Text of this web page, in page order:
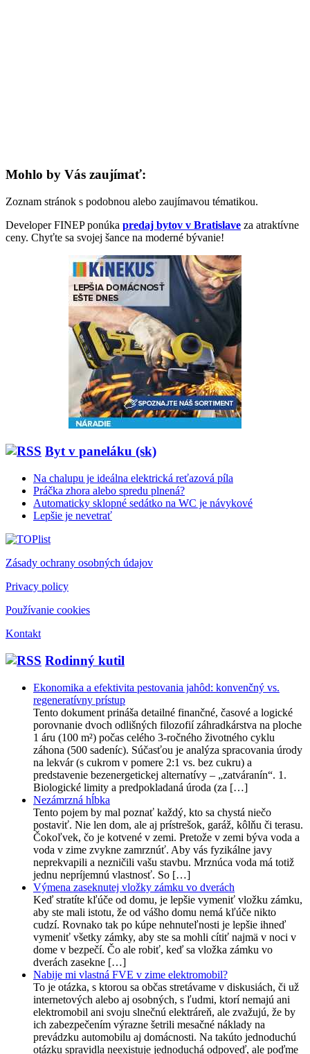
Mohlo by Vás zaujímať:
Zoznam stránok s podobnou alebo zaujímavou tématikou.
Developer FINEP ponúka predaj bytov v Bratislave za atraktívne
ceny. Chyťte sa svojej šance na moderné bývanie!
Byt v paneláku (sk)
Na chalupu je ideálna elektrická reťazová píla
Práčka zhora alebo spredu plnená?
Automaticky sklopné sedátko na WC je návykové
Lepšie je nevetrať
Zásady ochrany osobných údajov
Privacy policy
Používanie cookies
Kontakt
Rodinný kutil
Ekonomika a efektivita pestovania jahôd: konvenčný vs.
regeneratívny prístup
Tento dokument prináša detailné finančné, časové a logické
porovnanie dvoch odlišných filozofií záhradkárstva na ploche
1 áru (100 m²) počas celého 3-ročného životného cyklu
záhona (500 sadeníc). Súčasťou je analýza spracovania úrody
na lekvár (s cukrom v pomere 2:1 vs. bez cukru) a
predstavenie bezenergetickej alternatívy – „zatváranín“. 1.
Biologické limity a predpokladaná úroda (za […]
Nezámrzná hĺbka
Tento pojem by mal poznať každý, kto sa chystá niečo
postaviť. Nie len dom, ale aj prístrešok, garáž, kôlňu či terasu.
Čokoľvek, čo je kotvené v zemi. Pretože v zemi býva voda a
voda v zime zvykne zamrznúť. Aby vás fyzikálne javy
neprekvapili a nezničili vašu stavbu. Mrznúca voda má totiž
jednu nepríjemnú vlastnosť. So […]
Výmena zaseknutej vložky zámku vo dverách
Keď stratíte kľúče od domu, je lepšie vymeniť vložku zámku,
aby ste mali istotu, že od vášho domu nemá kľúče nikto
cudzí. Rovnako tak po kúpe nehnuteľnosti je lepšie ihneď
vymeniť všetky zámky, aby ste sa mohli cítiť najmä v noci v
dome v bezpečí. Čo ale robiť, keď sa vložka zámku vo
dverách zasekne […]
Nabije mi vlastná FVE v zime elektromobil?
To je otázka, s ktorou sa občas stretávame v diskusiách, či už
internetových alebo aj osobných, s ľudmi, ktorí nemajú ani
elektromobil ani svoju slnečnú elektráreň, ale zvažujú, že by
ich zabezpečením výrazne šetrili mesačné náklady na
prevádzku automobilu aj domácnosti. Na takúto jednoduchú
otázku spravidla neexistuje jednoduchá odpoveď, ale poďme